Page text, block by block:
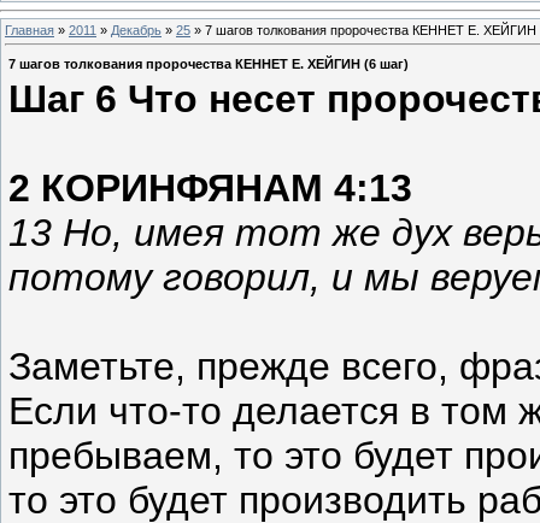
Главная » 2011 » Декабрь » 25 » 7 шагов толкования пророчества КЕННЕТ Е. ХЕЙГИН
7 шагов толкования пророчества КЕННЕТ Е. ХЕЙГИН (6 шаг)
Шаг 6 Что несет
2 КОРИНФЯНАМ 4:13
13 Но, имея тот же дух
потому говорил, и мы
Заметьте, прежде всего,
Если что-то делается в
пребываем, то это будет
то это будет производить